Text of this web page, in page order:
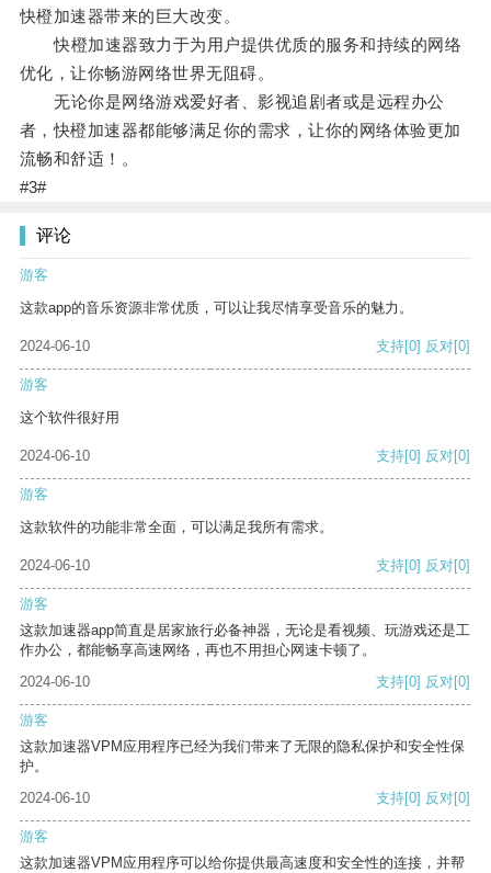
快橙加速器带来的巨大改变。
快橙加速器致力于为用户提供优质的服务和持续的网络
优化，让你畅游网络世界无阻碍。
无论你是网络游戏爱好者、影视追剧者或是远程办公
者，快橙加速器都能够满足你的需求，让你的网络体验更加
流畅和舒适！。
#3#
评论
游客
这款app的音乐资源非常优质，可以让我尽情享受音乐的魅力。
2024-06-10 支持[0] 反对[0]
游客
这个软件很好用
2024-06-10 支持[0] 反对[0]
游客
这款软件的功能非常全面，可以满足我所有需求。
2024-06-10 支持[0] 反对[0]
游客
这款加速器app简直是居家旅行必备神器，无论是看视频、玩游戏还是工
作办公，都能畅享高速网络，再也不用担心网速卡顿了。
2024-06-10
支持[0] 反对[0]
游客
这款加速器VPM应用程序已经为我们带来了无限的隐私保护和安全性保
护。
2024-06-10
支持[0] 反对[0]
游客
这款加速器VPM应用程序可以给你提供最高速度和安全性的连接，并帮